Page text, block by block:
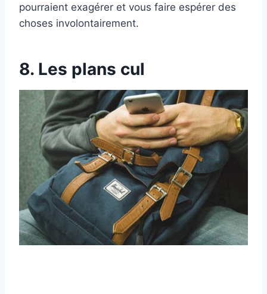
pourraient exagérer et vous faire espérer des
choses involontairement.
8. Les plans cul